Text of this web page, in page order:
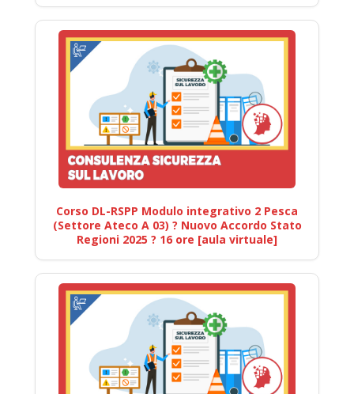
Corso DL-RSPP Modulo integrativo 2 Pesca
(Settore Ateco A 03) ? Nuovo Accordo Stato
Regioni 2025 ? 16 ore [aula virtuale]